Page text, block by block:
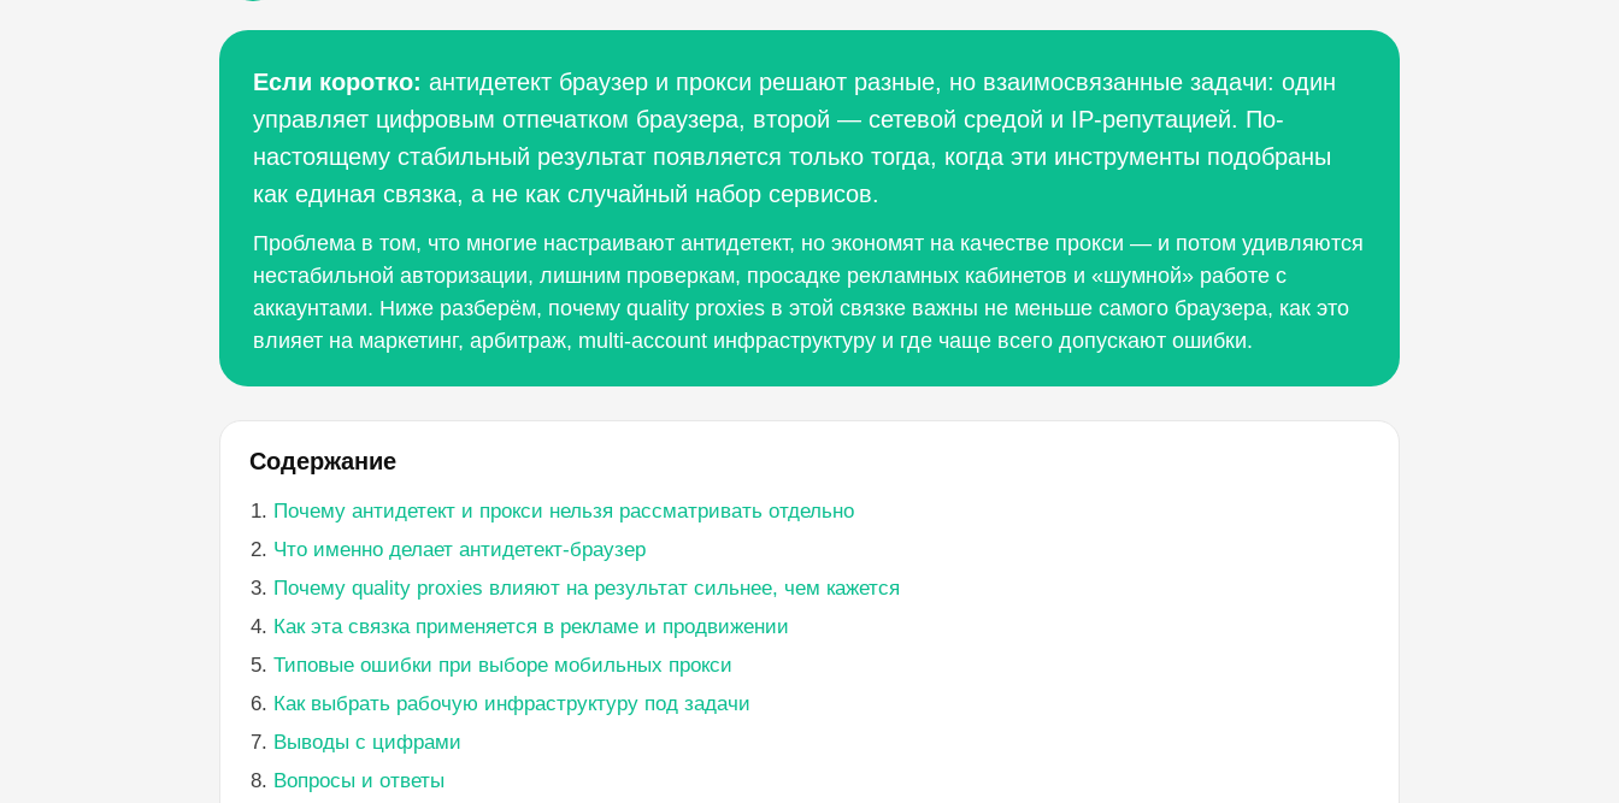
Если коротко: антидетект браузер и прокси решают разные, но взаимосвязанные задачи: один
управляет цифровым отпечатком браузера, второй — сетевой средой и IP-репутацией. По-
настоящему стабильный результат появляется только тогда, когда эти инструменты подобраны
как единая связка, а не как случайный набор сервисов.
Проблема в том, что многие настраивают антидетект, но экономят на качестве прокси — и потом удивляются
нестабильной авторизации, лишним проверкам, просадке рекламных кабинетов и «шумной» работе с
аккаунтами. Ниже разберём, почему quality proxies в этой связке важны не меньше самого браузера, как это
влияет на маркетинг, арбитраж, multi-account инфраструктуру и где чаще всего допускают ошибки.
Содержание
Почему антидетект и прокси нельзя рассматривать отдельно
Что именно делает антидетект-браузер
Почему quality proxies влияют на результат сильнее, чем кажется
Как эта связка применяется в рекламе и продвижении
Типовые ошибки при выборе мобильных прокси
Как выбрать рабочую инфраструктуру под задачи
Выводы с цифрами
Вопросы и ответы